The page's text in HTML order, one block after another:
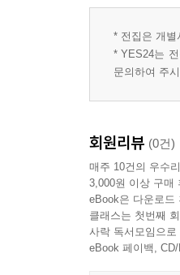
* 전집은 개별
* YES24는
문의하여 주
회원리뷰 (0건)
매주 10건의 우수
3,000원 이상 구매
eBook은 다운로드
클래스는 첫번째
사락 독서모임으
eBook 페이백,